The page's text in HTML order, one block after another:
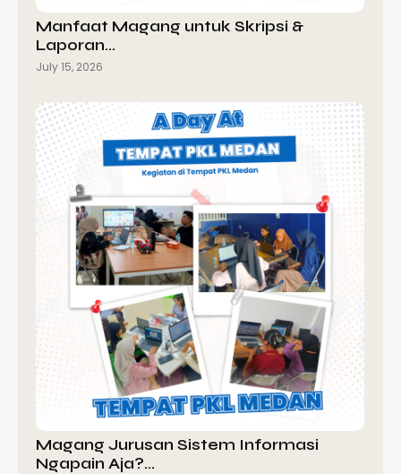
Manfaat Magang untuk Skripsi &
Laporan…
July 15, 2026
Magang Jurusan Sistem Informasi
Ngapain Aja?…